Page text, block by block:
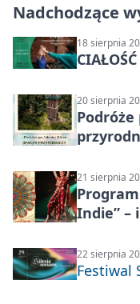
Nadchodzące
18 sierpnia
20 sierpnia
Podróże
21 sierpnia
Indie” –
22 sierpnia
Festiwal